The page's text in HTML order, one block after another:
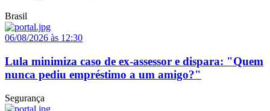
Brasil
06/08/2026 às 12:30
Lula minimiza caso de ex-assessor e dispara: "Quem
nunca pediu empréstimo a um amigo?"
Segurança